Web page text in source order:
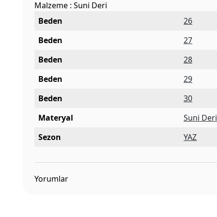
Malzeme : Suni Deri
Beden
26
Beden
27
Beden
28
Beden
29
Beden
30
Materyal
Suni Deri
Sezon
YAZ
Yorumlar